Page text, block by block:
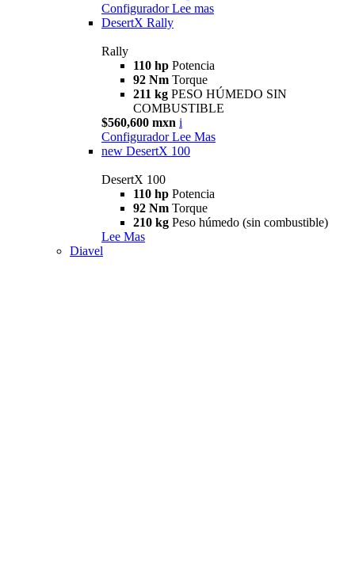
Configurador Lee mas
DesertX Rally
Rally
110 hp Potencia
92 Nm Torque
211 kg PESO HÚMEDO SIN
COMBUSTIBLE
$560,600 mxn i
Configurador Lee Mas
new DesertX 100
DesertX 100
110 hp Potencia
92 Nm Torque
210 kg Peso húmedo (sin combustible)
Lee Mas
Diavel